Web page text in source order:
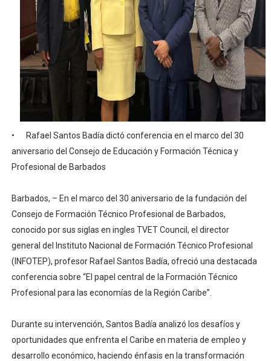
Comedores Comunitarios de DASAC garantizan
UNTC inicia ofensiva para recuperar fuerza gremial
PRM escogerá este domingo su nueva cúpula
Candidato a presidente del Colegio de Notarios hace
Digecac realizará Primer Festival de Plantas 2026
Josefa Castillo: Liderazgo y Transformación Social al
•
Rafael Santos Badía dictó conferencia en el marco del 30
aniversario del Consejo de Educación y Formación Técnica y
Profesional de Barbados
Barbados, – En el marco del 30 aniversario de la fundación del
Consejo de Formación Técnico Profesional de Barbados,
conocido por sus siglas en ingles TVET Council, el director
general del Instituto Nacional de Formación Técnico Profesional
(INFOTEP), profesor Rafael Santos Badía, ofreció una destacada
conferencia sobre “El papel central de la Formación Técnico
Profesional para las economías de la Región Caribe”.
Durante su intervención, Santos Badía analizó los desafíos y
oportunidades que enfrenta el Caribe en materia de empleo y
desarrollo económico, haciendo énfasis en la transformación